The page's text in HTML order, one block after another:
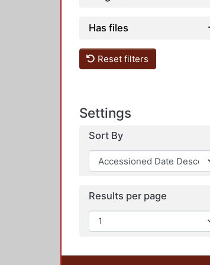
Has files
Reset filters
Settings
Sort By
Results per page